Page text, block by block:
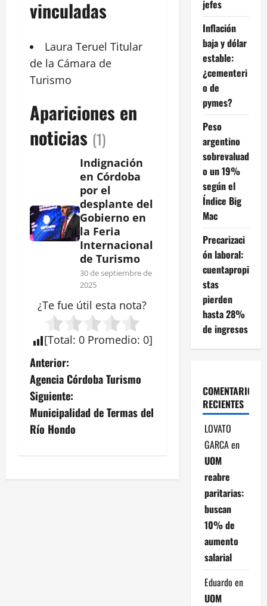
vinculadas
Laura Teruel Titular
de la Cámara de
Turismo
Apariciones en
noticias (1)
Indignación
en Córdoba
por el
desplante del
Gobierno en
la Feria
Internacional
de Turismo
30 de septiembre de
2025
¿Te fue útil esta nota?
[Total: 0 Promedio: 0]
N
a
v
e
Anterior:
Agencia Córdoba Turismo
Siguiente:
Municipalidad de Termas del
Río Hondo
jefes
Inflación
baja y dólar
estable:
¿cementeri
o de
pymes?
Peso
argentino
sobrevaluad
o un 19%
según el
Índice Big
Mac
Precarizaci
ón laboral:
cuentapropi
stas
pierden
hasta 28%
de ingresos
COMENTARIOS
RECIENTES
LOVATO
GARCAen
UOM
reabre
paritarias:
buscan
10% de
aumento
salarial
Eduardo en
UOM